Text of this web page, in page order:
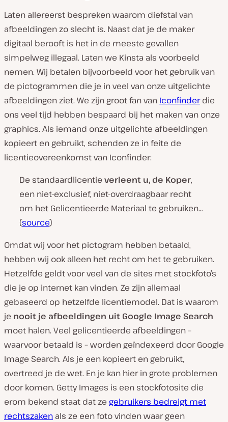
Laten allereerst bespreken waarom diefstal van
afbeeldingen zo slecht is. Naast dat je de maker
digitaal berooft is het in de meeste gevallen
simpelweg illegaal. Laten we Kinsta als voorbeeld
nemen. Wij betalen bijvoorbeeld voor het gebruik van
de pictogrammen die je in veel van onze uitgelichte
afbeeldingen ziet. We zijn groot fan van Iconfinderdie
ons veel tijd hebben bespaard bij het maken van onze
graphics. Als iemand onze uitgelichte afbeeldingen
kopieert en gebruikt, schenden ze in feite de
licentieovereenkomst van Iconfinder:
De standaardlicentie verleent u, de Koper,
een niet-exclusief, niet-overdraagbaar recht
om het Gelicentieerde Materiaal te gebruiken…
(source)
Omdat wij voor het pictogram hebben betaald,
hebben wij ook alleen het recht om het te gebruiken.
Hetzelfde geldt voor veel van de sites met stockfoto’s
die je op internet kan vinden. Ze zijn allemaal
gebaseerd op hetzelfde licentiemodel. Dat is waarom
je nooit je afbeeldingen uit Google Image Search
moet halen. Veel gelicentieerde afbeeldingen –
waarvoor betaald is – worden geïndexeerd door Google
Image Search. Als je een kopieert en gebruikt,
overtreed je de wet. En je kan hier in grote problemen
door komen. Getty Images is een stockfotosite die
erom bekend staat dat ze gebruikers bedreigt met
rechtszaken als ze een foto vinden waar geen